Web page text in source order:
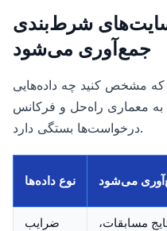
شرط‌بندی
جمع‌آوری می‌شود
مشخص کنید چه داده‌هایی
به معماری راه‌حل و فرکانس
درخواست‌ها بستگی دارد.
نوع داده‌ها می‌شود
ضرایب
مسابقات،